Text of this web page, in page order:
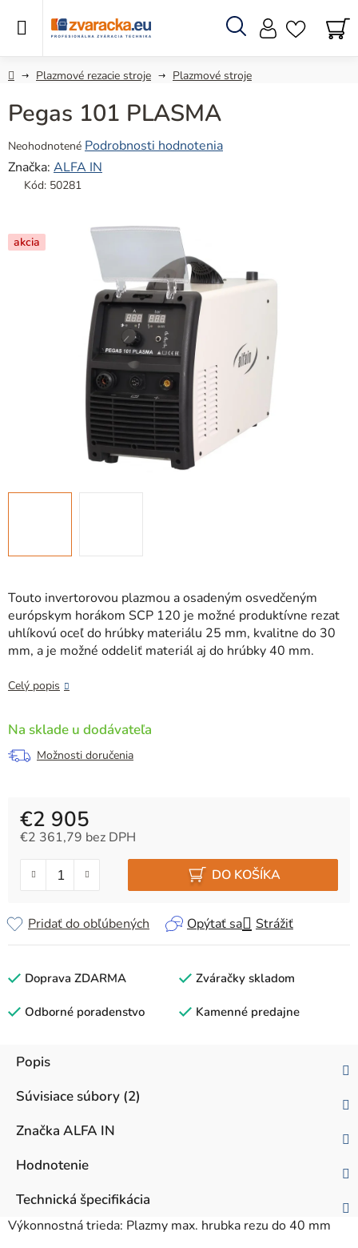
Hľadať
DomovPlazmové rezacie stroje Plazmové stroje
Touto invertorovou plazmou a osadeným osvedčeným
európskym horákom SCP 120 je možné produktívne rezat
uhlíkovú oceľ do hrúbky materiálu 25 mm, kvalitne do 30
mm, a je možné oddeliť materiál aj do hrúbky 40 mm.
Celý popis
Na sklade u dodávateľa
Možnosti doručenia
€2 905
€2 361,79 bez DPH
DO KOŠÍKA
Opýtať sa Strážiť
Pridať do obľúbených
Pegas 101 PLASMA
Priemerné
hodnotenie
produktu
z
5
Neohodnotené Podrobnosti hodnotenia
Značka: ALFA IN
Kód: 50281
akcia
Doprava ZDARMA Zváračky skladom
Odborné poradenstvo Kamenné predajne
Popis
Súvisiace súbory (2)
Značka ALFA IN
Hodnotenie
Technická špecifikácia
Výkonnostná trieda: Plazmy max. hrubka rezu do 40 mm